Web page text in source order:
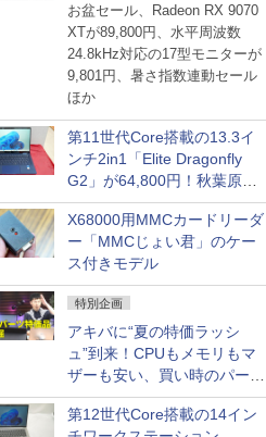
お盆セール、Radeon RX 9070
XTが89,800円、水平周波数
24.8kHz対応の17型モニターが
9,801円、暑さ指数連動セール
ほか
第11世代Core搭載の13.3イ
ンチ2in1「Elite Dragonfly
G2」が64,800円！秋葉原で
中古PCセール
X68000用MMCカードリーダ
ー「MMCじょい君」のケー
ス付きモデル
特別企画
アキバに“夏の特価ラッシ
ュ”到来！CPUもメモリもマ
ザーも安い、買い時のパーツ
は？【8月7日(金)22時配信】
第12世代Core搭載の14イン